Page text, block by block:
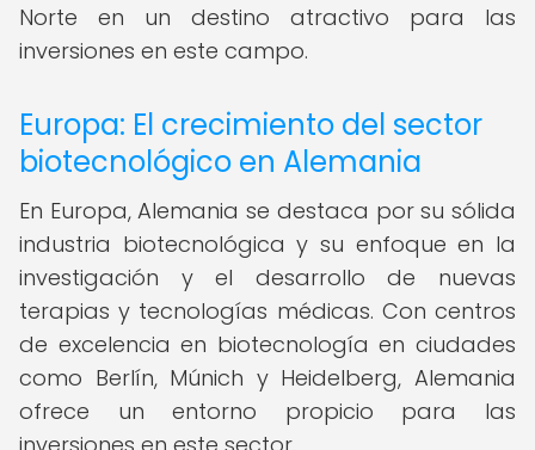
Norte en un destino atractivo para las
inversiones en este campo.
Europa: El crecimiento del sector
biotecnológico en Alemania
En Europa, Alemania se destaca por su sólida
industria biotecnológica y su enfoque en la
investigación y el desarrollo de nuevas
terapias y tecnologías médicas. Con centros
de excelencia en biotecnología en ciudades
como Berlín, Múnich y Heidelberg, Alemania
ofrece un entorno propicio para las